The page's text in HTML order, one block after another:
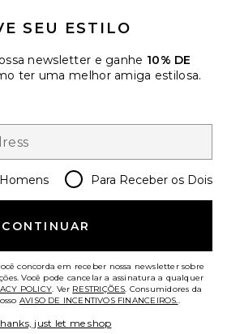
momento.
Política de Privacidade
Change Country Regions
USD
sobre seu acesso.Vamos lá!
CLIENTE
SEU ESTILO
newsletter e ganhe 10% DE
ter uma melhor amiga estilosa.
Homens Para Receber os Dois
CONTINUAR
concorda em receber nossa newsletter sobre
Você pode cancelar a assinatura a qualquer
POLICY. Ver RESTRIÇÕES. Consumidores da
AVISO DE INCENTIVOS FINANCEIROS..
just let me shop